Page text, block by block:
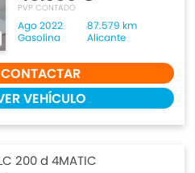
PVP CONTADO
Ago 2022
87.579 km
Gasolina
Alicante
CONTACTAR
VEHÍCULO
200 d 4MATIC